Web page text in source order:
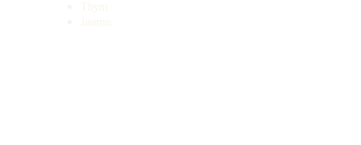
Thym
Jasmin